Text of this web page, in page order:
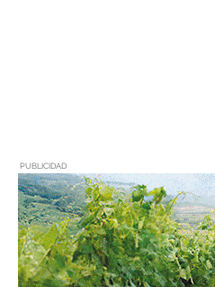
PUBLICIDAD